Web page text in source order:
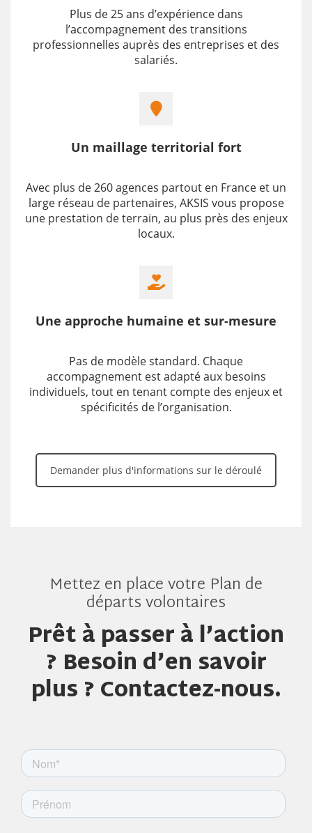
Plus de 25 ans d’expérience dans
l’accompagnement des transitions
professionnelles auprès des entreprises et des
salariés.
Un maillage territorial fort
Avec plus de260 agences partout en France et un
large réseau de partenaires, AKSIS vous propose
une prestation deterrain, au plus près des enjeux
locaux.
Une approche humaine et sur-mesure
Pas de modèle standard. Chaque
accompagnement est adapté aux besoins
individuels, tout en tenant compte des enjeux et
spécificités de l’organisation.
Demander plus d'informations sur le déroulé
Mettez en place votre Plan de
départs volontaires
Prêt à passer à l’action
? Besoin d’en savoir
plus ? Contactez-nous.